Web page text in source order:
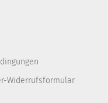
Widerrufsformular